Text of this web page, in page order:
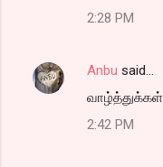
2:28 PM
Anbu said…
2:42 PM